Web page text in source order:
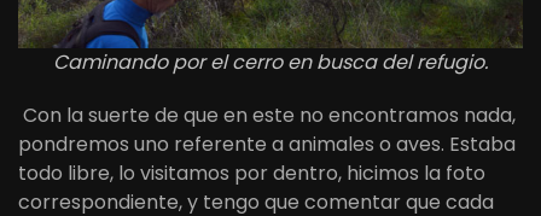
Caminando por el cerro en busca del refugio.
Con la suerte de que en este no encontramos nada,
pondremos uno referente a animales o aves. Estaba
todo libre, lo visitamos por dentro, hicimos la foto
correspondiente, y tengo que comentar que cada